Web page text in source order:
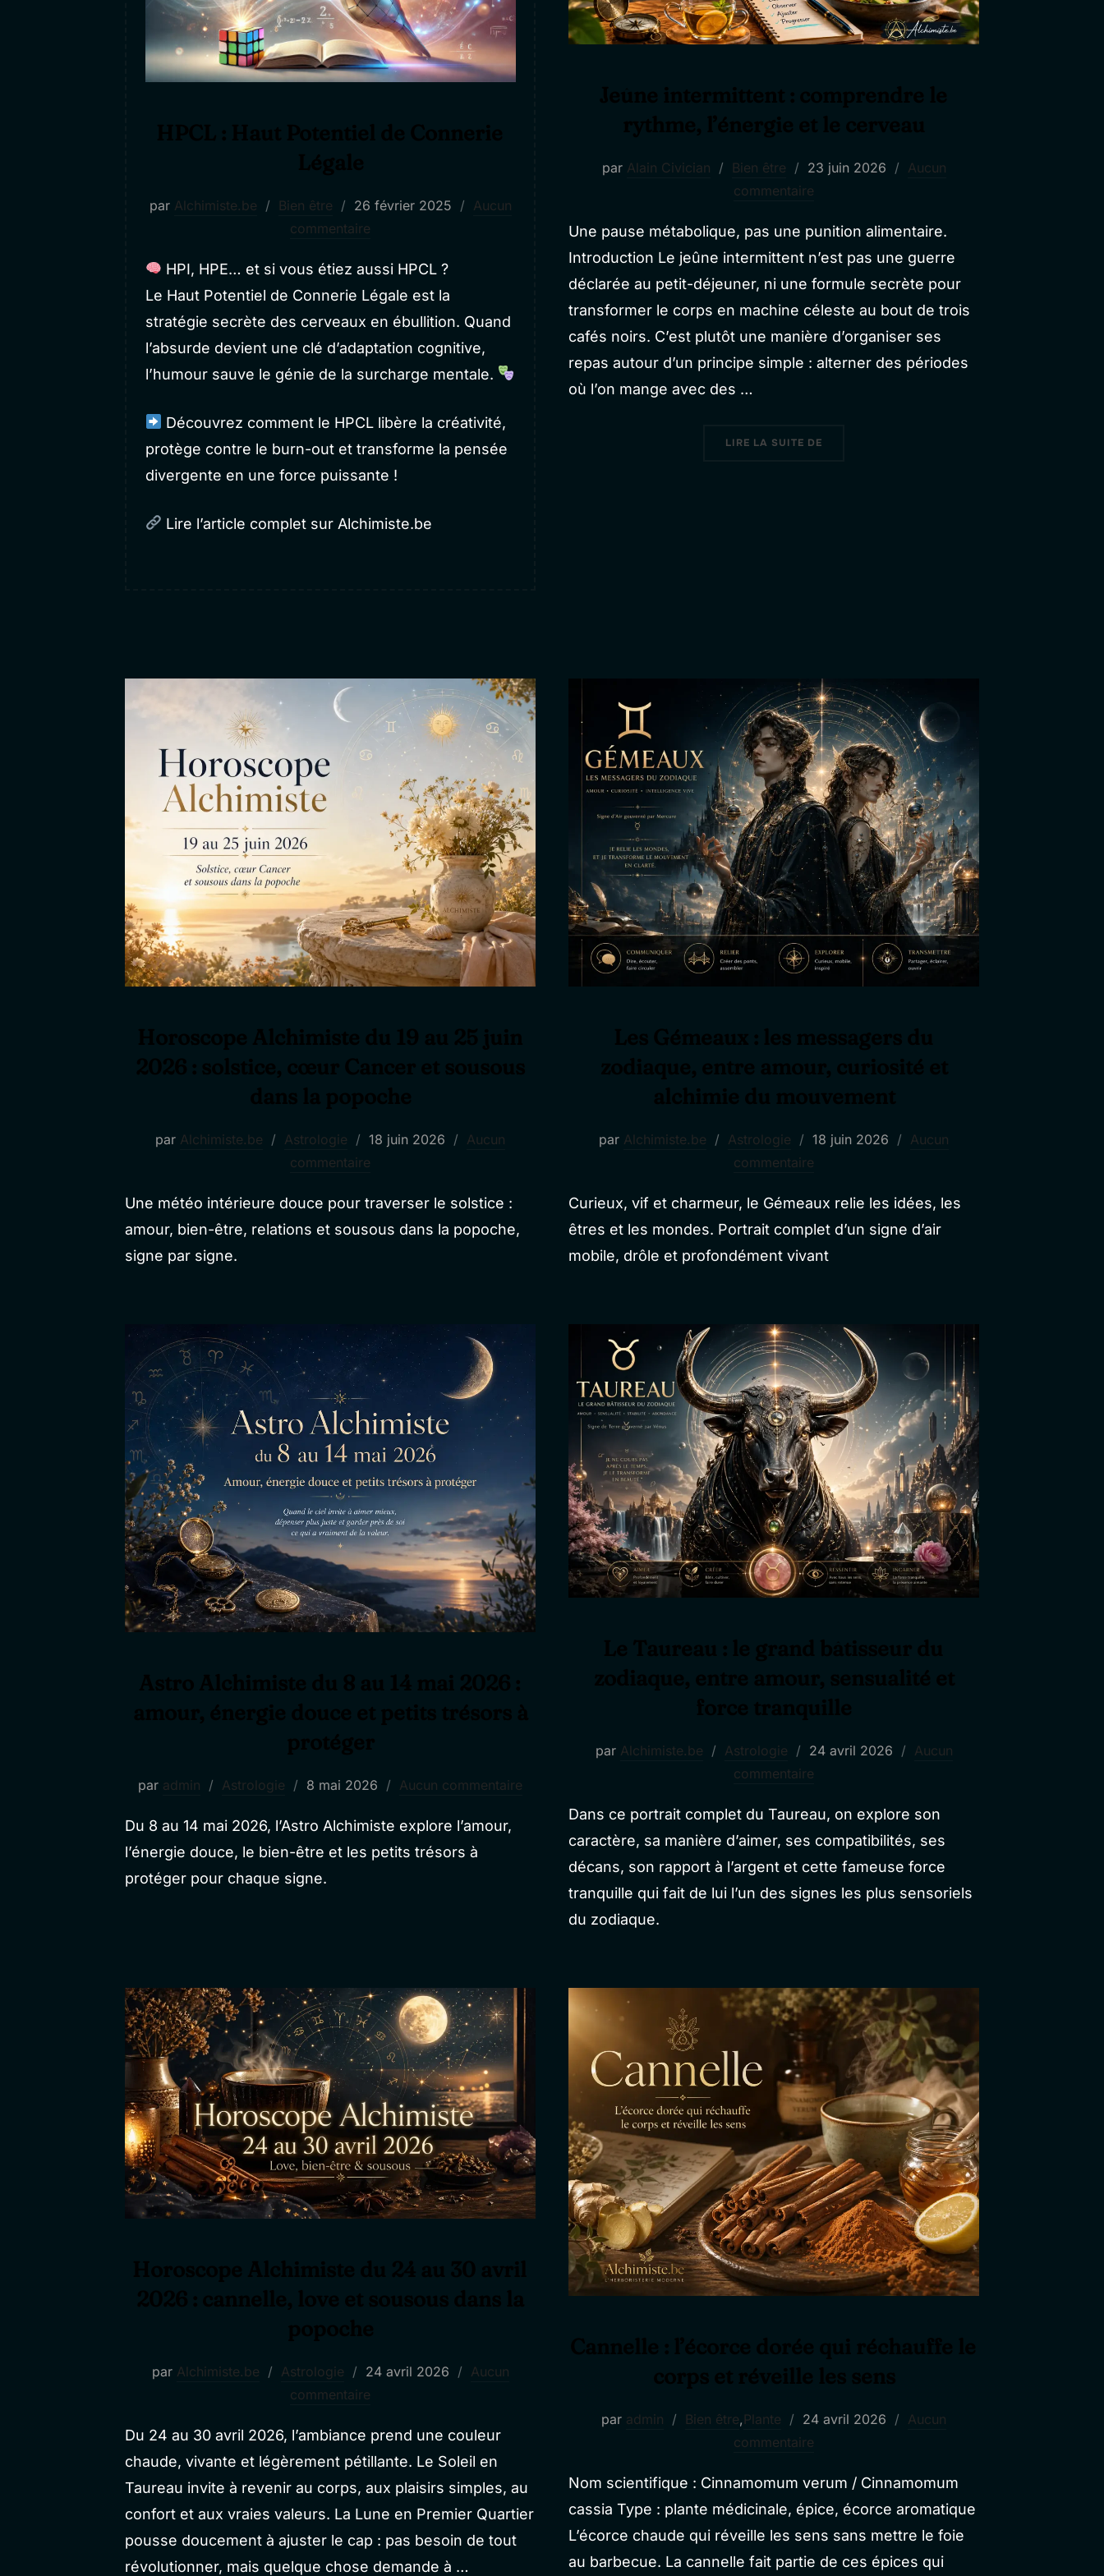
par Alchimiste.be Bien être
Publié
le
26 février 2025
Aucun
commentaire
HPI, HPE… et si vous étiez aussi HPCL ?
Le Haut Potentiel de Connerie Légale est la
stratégie secrète des cerveaux en ébullition. Quand
l’absurde devient une clé d’adaptation cognitive,
l’humour sauve le génie de la surcharge mentale.
Découvrez comment le HPCL libère la créativité,
protège contre le burn-out et transforme la pensée
divergente en une force puissante !
Lire l’article complet sur Alchimiste.be
par Alain Civician Bien être
Publié
le
23 juin 2026
Aucun
commentaire
Une pause métabolique, pas une punition alimentaire.
Introduction Le jeûne intermittent n’est pas une guerre
déclarée au petit-déjeuner, ni une formule secrète pour
transformer le corps en machine céleste au bout de trois
cafés noirs. C’est plutôt une manière d’organiser ses
repas autour d’un principe simple : alterner des périodes
où l’on mange avec des …
LIRE LA SUITE DE
par Alchimiste.be Astrologie
Publié
le
18 juin 2026
Aucun
commentaire
Une météo intérieure douce pour traverser le solstice :
amour, bien-être, relations et sousous dans la popoche,
signe par signe.
par Alchimiste.be Astrologie
Publié
le
18 juin 2026
Aucun
commentaire
Curieux, vif et charmeur, le Gémeaux relie les idées, les
êtres et les mondes. Portrait complet d’un signe d’air
mobile, drôle et profondément vivant
par admin Astrologie
Publié
8 mai 2026 Aucun commentaire
Du 8 au 14 mai 2026, l’Astro Alchimiste explore l’amour,
l’énergie douce, le bien-être et les petits trésors à
protéger pour chaque signe.
par Alchimiste.be Astrologie
Publié
le
24 avril 2026
Aucun
commentaire
Dans ce portrait complet du Taureau, on explore son
caractère, sa manière d’aimer, ses compatibilités, ses
décans, son rapport à l’argent et cette fameuse force
tranquille qui fait de lui l’un des signes les plus sensoriels
du zodiaque.
par Alchimiste.be Astrologie
Publié
le
24 avril 2026
Aucun
commentaire
Du 24 au 30 avril 2026, l’ambiance prend une couleur
chaude, vivante et légèrement pétillante. Le Soleil en
Taureau invite à revenir au corps, aux plaisirs simples, au
confort et aux vraies valeurs. La Lune en Premier Quartier
pousse doucement à ajuster le cap : pas besoin de tout
révolutionner, mais quelque chose demande à …
par admin Bien être, Plante
Publié
le
24 avril 2026
Aucun
commentaire
Nom scientifique : Cinnamomum verum / Cinnamomum
cassia Type : plante médicinale, épice, écorce aromatique
L’écorce chaude qui réveille les sens sans mettre le foie
au barbecue. La cannelle fait partie de ces épices qui